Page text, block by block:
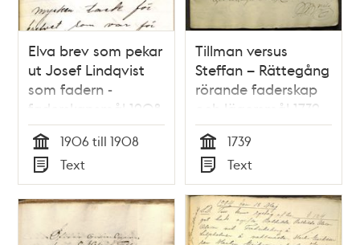
Elva brev som pekar
ut Josef Lindqvist
som fadern -
faderskapsmål 1908
Tid
1906 till 1908
Typ
Text
Tillman versus
Steffan – Rättegång
rörande faderskap
och lägersmål 1739
Tid
1739
Typ
Text